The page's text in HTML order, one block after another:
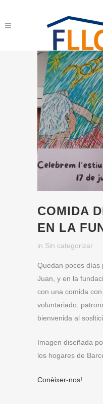
COMIDA
EN LA
in Sin categorizar
Quedan pocos días
Juan, y en la
con una comida
voluntariado,
bienvenida al
Imagen diseñada
los hogares de
Conèixer-nos!